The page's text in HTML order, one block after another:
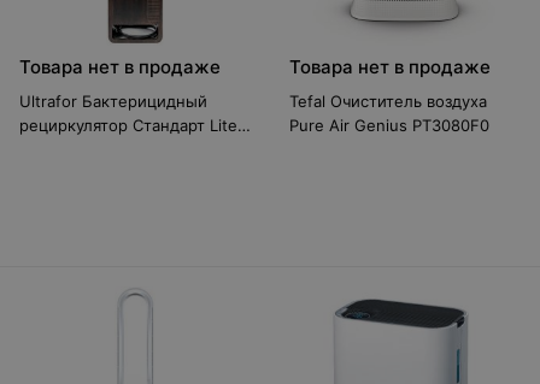
Товара нет в продаже
Ultrafor Бактерицидный
рециркулятор Стандарт Lite
Товара нет в продаже
Tefal Очиститель воздуха
Pure Air Genius PT3080F0